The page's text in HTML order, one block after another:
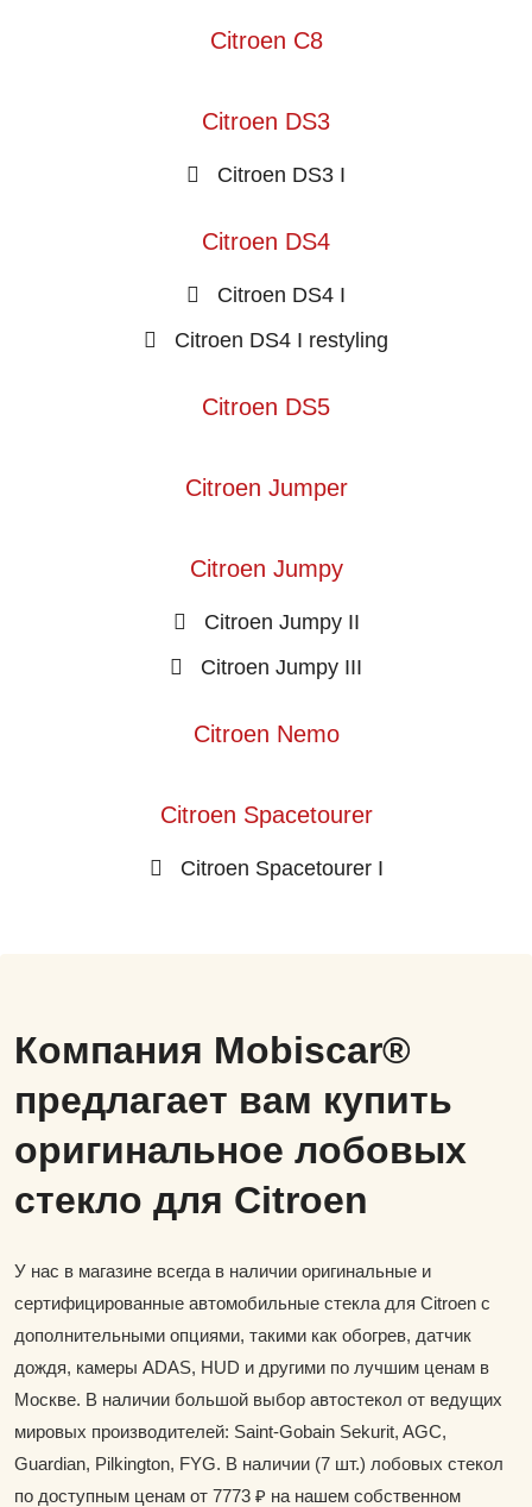
Citroen C8
Citroen DS3
Citroen DS3 I
Citroen DS4
Citroen DS4 I
Citroen DS4 I restyling
Citroen DS5
Citroen Jumper
Citroen Jumpy
Citroen Jumpy II
Citroen Jumpy III
Citroen Nemo
Citroen Spacetourer
Citroen Spacetourer I
Компания Mobiscar®
предлагает вам купить
оригинальное лобовых
стекло для Citroen
У нас в магазине всегда в наличии оригинальные и
сертифицированные автомобильные стекла для Citroen с
дополнительными опциями, такими как обогрев, датчик
дождя, камеры ADAS, HUD и другими по лучшим ценам в
Москве. В наличии большой выбор автостекол от ведущих
мировых производителей: Saint-Gobain Sekurit, AGC,
Guardian, Pilkington, FYG. В наличии (7 шт.) лобовых стекол
по доступным ценам от 7773 ₽ на нашем собственном